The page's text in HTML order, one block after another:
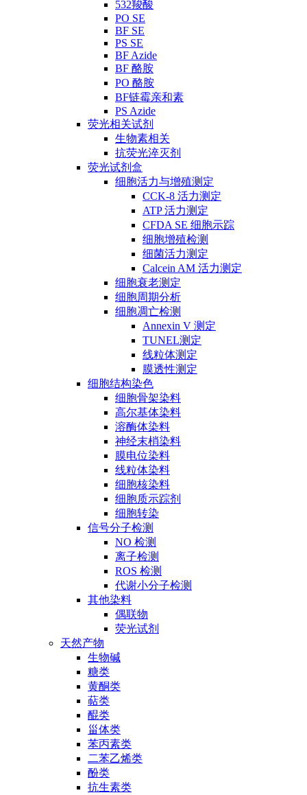
532羧酸
PO SE
BF SE
PS SE
BF Azide
BF 酪胺
PO 酪胺
BF链霉亲和素
PS Azide
荧光相关试剂
生物素相关
抗荧光淬灭剂
荧光试剂盒
细胞活力与增殖测定
CCK-8 活力测定
ATP 活力测定
CFDA SE 细胞示踪
细胞增殖检测
细菌活力测定
Calcein AM 活力测定
细胞衰老测定
细胞周期分析
细胞凋亡检测
Annexin V 测定
TUNEL测定
线粒体测定
膜透性测定
细胞结构染色
细胞骨架染料
高尔基体染料
溶酶体染料
神经末梢染料
膜电位染料
线粒体染料
细胞核染料
细胞质示踪剂
细胞转染
信号分子检测
NO 检测
离子检测
ROS 检测
代谢小分子检测
其他染料
偶联物
荧光试剂
天然产物
生物碱
糖类
黄酮类
萜类
醌类
甾体类
苯丙素类
二苯乙烯类
酚类
抗生素类